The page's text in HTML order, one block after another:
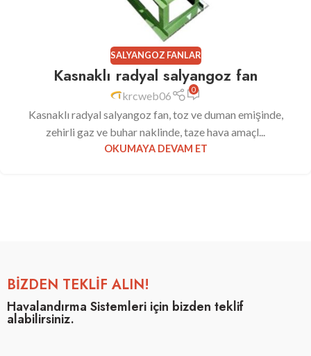
SALYANGOZ FANLAR
Kasnaklı radyal salyangoz fan
krcweb06 0
Kasnaklı radyal salyangoz fan, toz ve duman emişinde,
zehirli gaz ve buhar naklinde, taze hava amaçl...
OKUMAYA DEVAM ET
BİZDEN TEKLİF ALIN!
Havalandırma Sistemleri için bizden teklif
alabilirsiniz.